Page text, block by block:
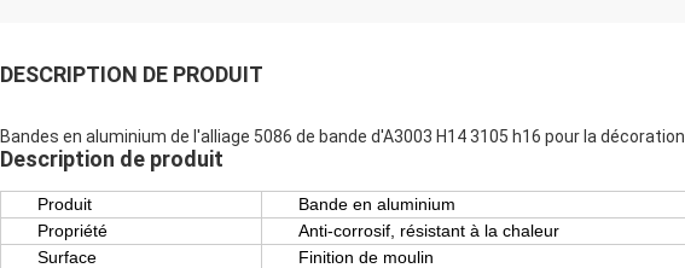
DESCRIPTION DE PRODUIT
Bandes en aluminium de l'alliage 5086 de bande d'A3003 H14 3105 h16 pour la décoration
Description de produit
Produit
Bande en aluminium
Propriété
Anti-corrosif, résistant à la chaleur
Surface
Finition de moulin